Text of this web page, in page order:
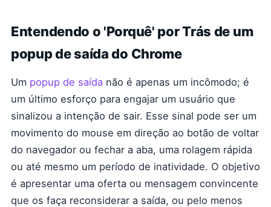
Entendendo o 'Porquê' por Trás de um
popup de saída do Chrome
Um popup de saída não é apenas um incômodo; é
um último esforço para engajar um usuário que
sinalizou a intenção de sair. Esse sinal pode ser um
movimento do mouse em direção ao botão de voltar
do navegador ou fechar a aba, uma rolagem rápida
ou até mesmo um período de inatividade. O objetivo
é apresentar uma oferta ou mensagem convincente
que os faça reconsiderar a saída, ou pelo menos